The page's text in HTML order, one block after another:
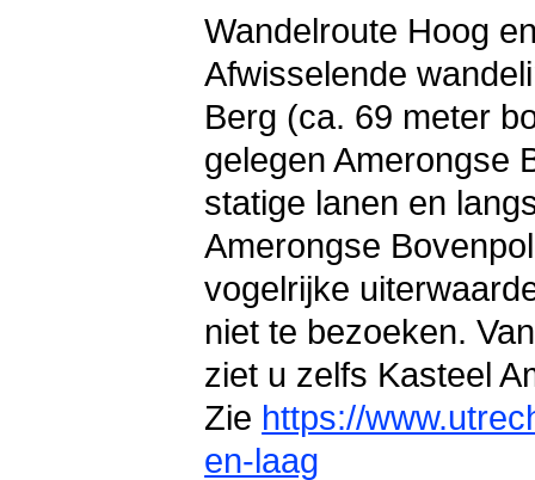
Wandelroute Hoog
Afwisselende
Berg (ca. 69 meter
gelegen Amerongse
statige lanen en
Amerongse
vogelrijke
niet te bezoeken.
ziet u zelfs Kasteel
Zie https://
en-laag